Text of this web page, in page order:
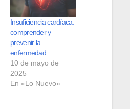
Insuficiencia cardíaca:
comprender y
prevenir la
enfermedad
10 de mayo de
2025
En «Lo Nuevo»